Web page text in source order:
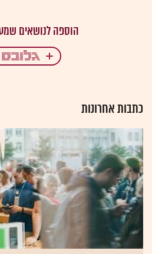
כתבות אחרונות